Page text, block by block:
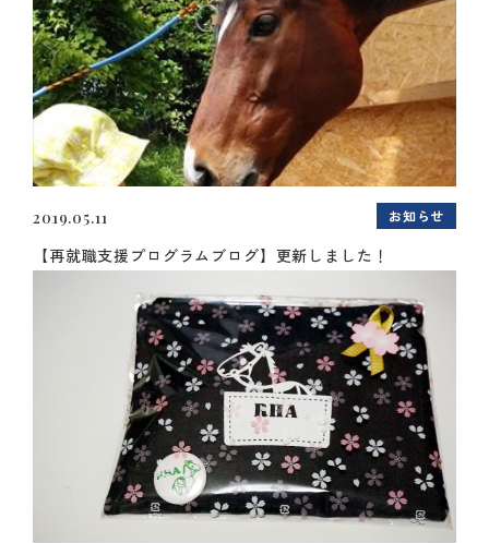
2019.05.11 お知らせ
【再就職支援プログラムブログ】更新しました！